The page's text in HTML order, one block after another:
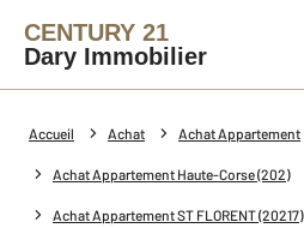
CENTURY 21
Dary Immobilier
Accueil Achat Achat Appartement
Achat Appartement Haute-Corse (202)
Achat Appartement ST FLORENT (20217)